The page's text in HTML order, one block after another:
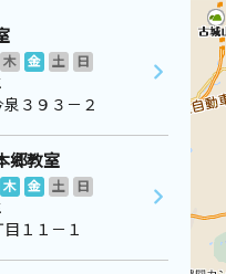
木 金 土
日
３９３－２
郷教室
木 金 土
日
１１－１